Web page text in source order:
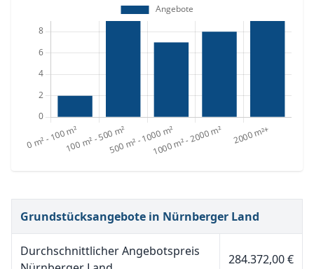
Grundstücksangebote in Nürnberger Land
Durchschnittlicher Angebotspreis
284.372,00 €